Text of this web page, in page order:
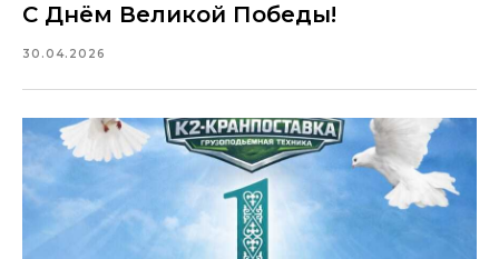
С Днём Великой Победы!
30.04.2026